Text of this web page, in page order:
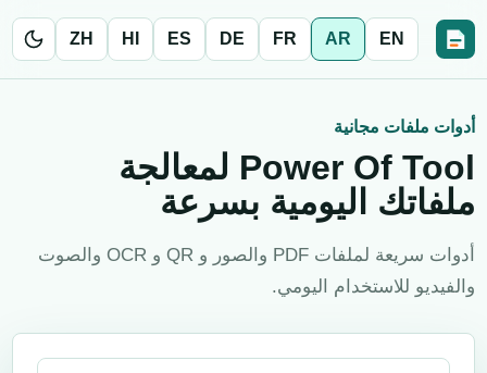
EN
AR
FR
DE
ES
HI
ZH
أدوات ملفات مجانية
Power Of Tool لمعالجة
ملفاتك اليومية بسرعة
أدوات سريعة لملفات PDF والصور و QR و OCR والصوت
والفيديو للاستخدام اليومي.